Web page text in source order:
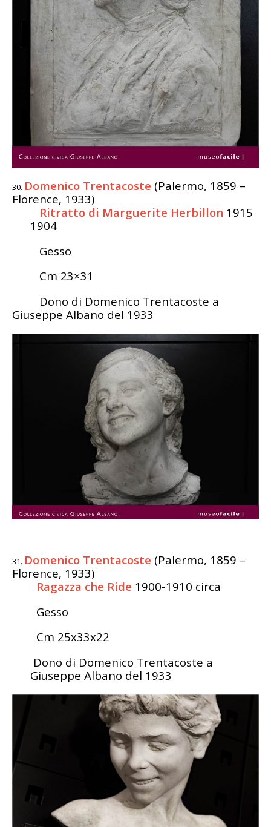
Domenico Trentacoste (Palermo, 1859 –
Florence, 1933)
Ritratto di Marguerite Herbillon 1915
1904
Gesso
Cm 23×31
Dono di Domenico Trentacoste a
Giuseppe Albano del 1933
Domenico Trentacoste (Palermo, 1859 –
Florence, 1933)
Ragazza che Ride 1900-1910 circa
Gesso
Cm 25x33x22
Dono di Domenico Trentacoste a
Giuseppe Albano del 1933